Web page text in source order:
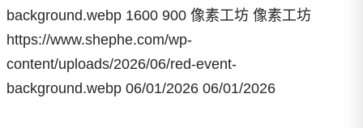
background.webp 1600 900 像素工坊 像素工坊
https://www.shephe.com/wp-
content/uploads/2026/06/red-event-
background.webp 06/01/2026 06/01/2026